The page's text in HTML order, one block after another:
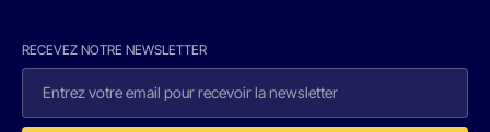
RECEVEZ NOTRE NEWSLETTER